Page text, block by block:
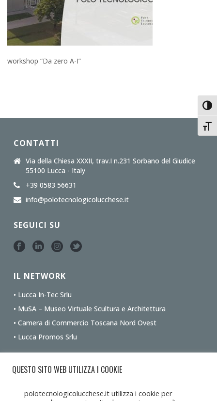
workshop “Da zero A-I”
CONTATTI
Via della Chiesa XXXII, trav.I n.231 Sorbano del Giudice
55100 Lucca - Italy
+39 0583 56631
info@polotecnologicolucchese.it
SEGUICI SU
IL NETWORK
• Lucca In-Tec Srlu
• MuSA – Museo Virtuale Scultura e Architettura
• Camera di Commercio Toscana Nord Ovest
• Lucca Promos Srlu
Ottieni le indicazioni stradali dalla tua posizione
QUESTO SITO WEB UTILIZZA I COOKIE
polotecnologicolucchese.it utilizza i cookie per